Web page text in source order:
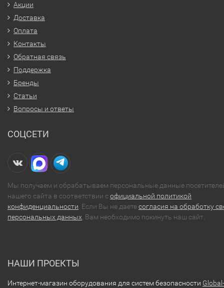
Акции
Доставка
Оплата
Контакты
Обратная связь
Поддержка
Бренды
Статьи
Вопросы и ответы
СОЦСЕТИ
Мы получаем и обрабатываем персональные данные
нашего сайта в соответствии софициальной политикой
конфиденциальности . Если Вы не даетесогласия на обработку
персональных данных , Вам необходимо покинуть наш сайт.
НАШИ ПРОЕКТЫ
Интернет-магазин оборудования для систем безопасности Global-